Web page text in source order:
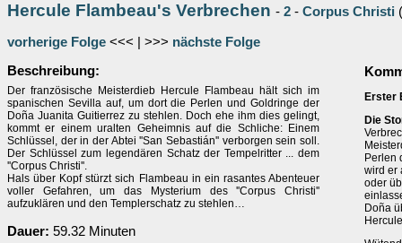
Hercule Flambeau's Verbrechen - 2 - Corpus Christi (
vorherige Folge <<< | >>> nächste Folge
Beschreibung:
Der französische Meisterdieb Hercule Flambeau hält sich im
spanischen Sevilla auf, um dort die Perlen und Goldringe der
Doña Juanita Guitierrez zu stehlen. Doch ehe ihm dies gelingt,
kommt er einem uralten Geheimnis auf die Schliche: Einem
Schlüssel, der in der Abtei ''San Sebastián'' verborgen sein soll.
Der Schlüssel zum legendären Schatz der Tempelritter ... dem
''Corpus Christi''.
Hals über Kopf stürzt sich Flambeau in ein rasantes Abenteuer
voller Gefahren, um das Mysterium des ''Corpus Christi''
aufzuklären und den Templerschatz zu stehlen…
Dauer: 59.32 Minuten
Erster
Die
Perlen
wird er
oder
Doña